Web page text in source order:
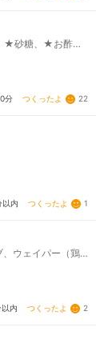
★砂糖、★お酢、
ゴマなど。。。
分 つくったよ 22
以内 つくったよ 1
ウェイパー（鶏
内 つくったよ 2